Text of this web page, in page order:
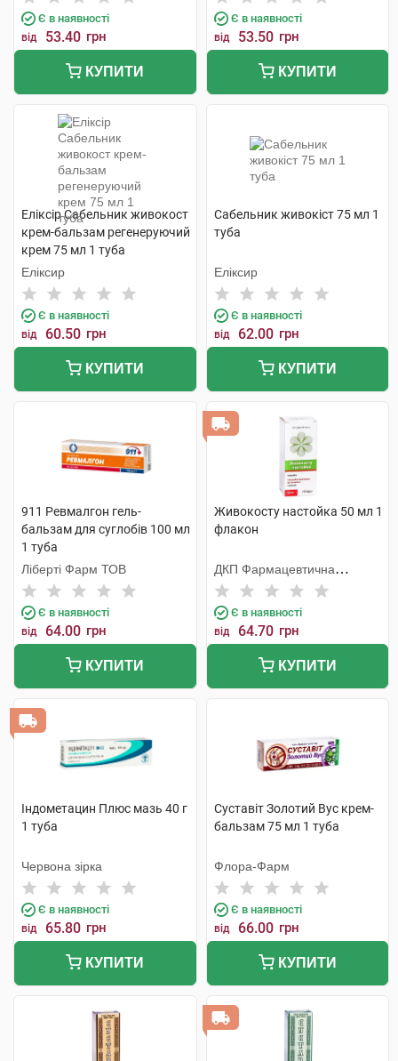
Є в наявності
від 53.40 грн
КУПИТИ
Є в наявності
від 53.50 грн
КУПИТИ
Еліксір Сабельник живокост
крем-бальзам регенеруючий
крем 75 мл 1 туба
Еліксир
Є в наявності
від 60.50 грн
КУПИТИ
Сабельник живокіст 75 мл 1
туба
Еліксир
Є в наявності
від 62.00 грн
КУПИТИ
911 Ревмалгон гель-
бальзам для суглобів 100 мл
1 туба
Ліберті Фарм ТОВ
Є в наявності
від 64.00 грн
КУПИТИ
Живокосту настойка 50 мл 1
флакон
ДКП Фармацевтична
фабрика
Є в наявності
від 64.70 грн
КУПИТИ
Індометацин Плюс мазь 40 г
1 туба
Червона зірка
Є в наявності
від 65.80 грн
КУПИТИ
Суставіт Золотий Вус крем-
бальзам 75 мл 1 туба
Флора-Фарм
Є в наявності
від 66.00 грн
КУПИТИ